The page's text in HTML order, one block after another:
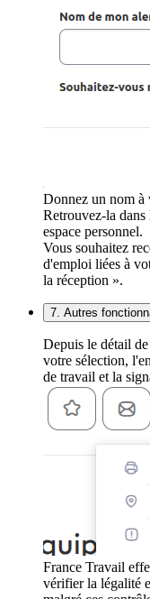
Donnez un nom à
Retrouvez-la
espace personnel.
Vous souhaitez
d'emploi liées à
la réception ».
7. Autres
Depuis le détail
votre sélection,
de travail et la
France Travail
vérifier la légalité